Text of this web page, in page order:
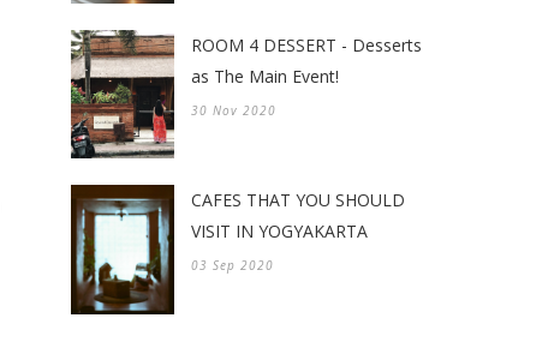
ROOM 4 DESSERT - Desserts
as The Main Event!
30 Nov 2020
CAFES THAT YOU SHOULD
VISIT IN YOGYAKARTA
03 Sep 2020